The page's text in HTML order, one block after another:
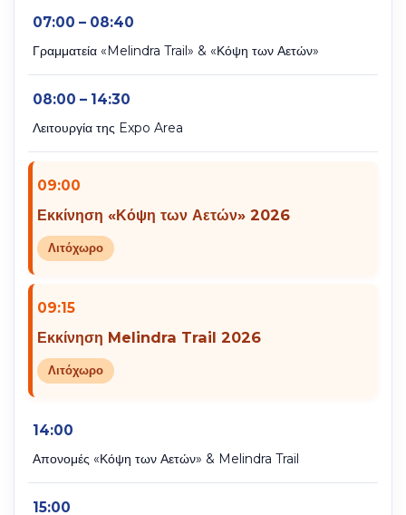
07:00 – 08:40
Γραμματεία «Melindra Trail» & «Κόψη των Αετών»
08:00 – 14:30
Λειτουργία της Expo Area
09:00
Εκκίνηση «Κόψη των Αετών» 2026
Λιτόχωρο
09:15
Εκκίνηση Melindra Trail 2026
Λιτόχωρο
14:00
Απονομές «Κόψη των Αετών» & Melindra Trail
15:00